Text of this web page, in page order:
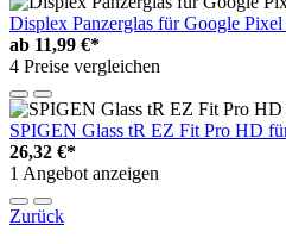
Displex Panzerglas für Google
ab 11,99 €*
4 Preise vergleichen
SPIGEN Glass tR EZ Fit Pro HD
26,32 €*
1 Angebot anzeigen
Zurück